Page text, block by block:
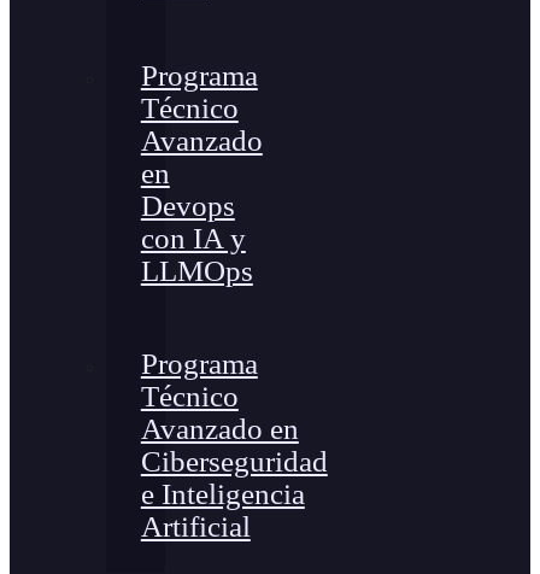
Programa
Técnico
Avanzado
en
Devops
con IA y
LLMOps
Programa
Técnico
Avanzado en
Ciberseguridad
e Inteligencia
Artificial